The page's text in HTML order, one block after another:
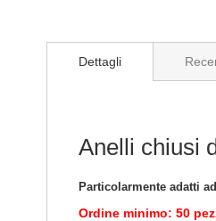
Dettagli
Anelli chiusi
Particolarmente adatti
Ordine minimo: 50